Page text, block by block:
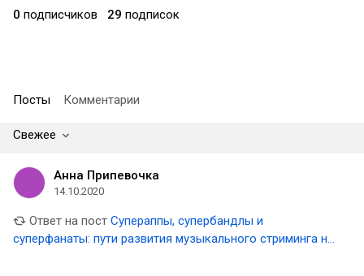
0 подписчиков 29 подписок
Посты Комментарии
Свежее
Анна Припевочка
14.10.2020
Ответ на пост Супераппы, супербандлы и
суперфанаты: пути развития музыкального стриминга на